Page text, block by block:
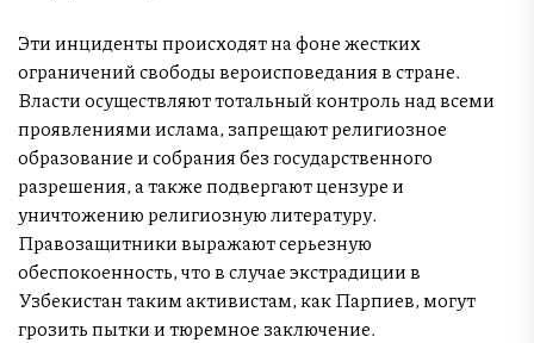
Эти инциденты происходят на фоне жестких
ограничений свободы вероисповедания в стране.
Власти осуществляют тотальный контроль над всеми
проявлениями ислама, запрещают религиозное
образование и собрания без государственного
разрешения, а также подвергают цензуре и
уничтожению религиозную литературу.
Правозащитники выражают серьезную
обеспокоенность, что в случае экстрадиции в
Узбекистан таким активистам, как Парпиев, могут
грозить пытки и тюремное заключение.